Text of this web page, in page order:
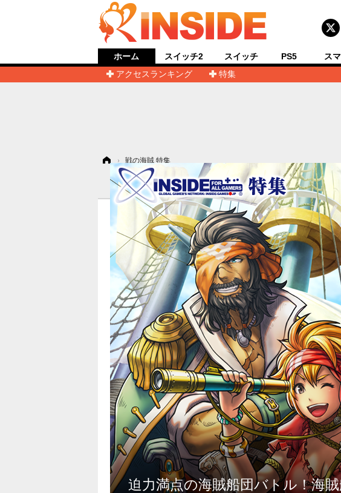
ホーム
アクセスランキング
特集
スイッチ2 スイッチ PS5 ス
› 戦の海賊 特集
戦の海賊
迫力満点の海賊船団バトル！海